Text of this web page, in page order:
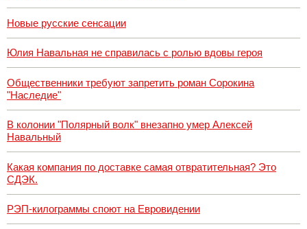
Новые русские сенсации
Юлия Навальная не справилась с ролью вдовы героя
Общественники требуют запретить роман Сорокина
"Наследие"
В колонии "Полярный волк" внезапно умер Алексей
Навальный
Какая компания по доставке самая отвратительная? Это
СДЭК.
РЭП-килограммы споют на Евровидении